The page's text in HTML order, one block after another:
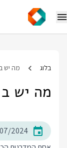
בלוג מה יש ב Gem הזה?
מה יש ב Gem הזה?
2024